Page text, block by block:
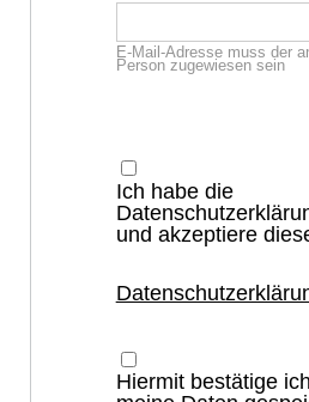
E-Mail-Adresse muss der
Person zugewiesen sein
Ich habe die
und akzeptiere
Hiermit bestätige